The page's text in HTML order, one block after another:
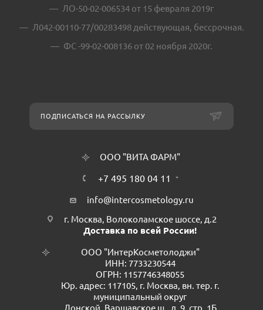
ЛО-50-02-006534 от 15 февраля 2019г
Л042-00110-77/00283498 действующая, бессрочная.
ФС -99-02-008136 от 02 ноября 2020г.
ПОДПИСАТЬСЯ НА РАССЫЛКУ
ООО "ВИТА ФАРМ"
+7 495 180 04 11
info@intercosmetology.ru
г. Москва, Волоколамское шоссе, д.2
Доставка по всей России!
ООО "ИнтерКосметолоджи"
ИНН: 7733230544
ОГРН: 1157746348055
Юр. адрес: 117105, г. Москва, вн. тер. г.
муниципальный округ
Донской, Варшавское ш., д. 9, стр. 1Б